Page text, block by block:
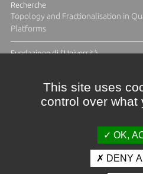
Recherche
Topology and Fractionalisation in
Platforms
Fundazione di l'Università
This site uses
control over what
OK,
DENY